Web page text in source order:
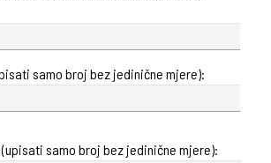
samo broj bez jedinične mjere):
samo broj bez jedinične mjere):